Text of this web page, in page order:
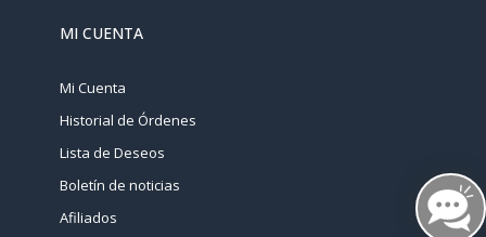
MI CUENTA
Mi Cuenta
Historial de Órdenes
Lista de Deseos
Boletín de noticias
Afiliados